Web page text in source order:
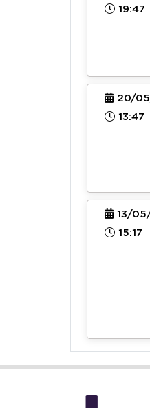
19:47
20/
13:47
13/
15:17